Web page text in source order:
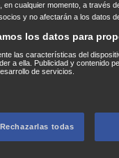
cualquier momento, a través
y no afectarán a los datos
los datos para
las características del
a ella. Publicidad y contenido
de servicios.
Rechazarlas todas